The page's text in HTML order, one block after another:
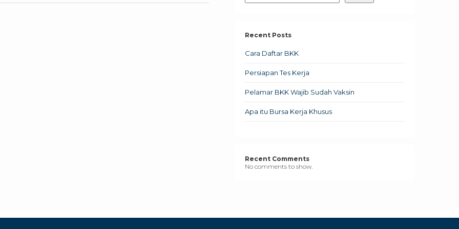
Recent Posts
Cara Daftar BKK
Persiapan Tes Kerja
Pelamar BKK Wajib Sudah Vaksin
Apa itu Bursa Kerja Khusus
Recent Comments
No comments to show.